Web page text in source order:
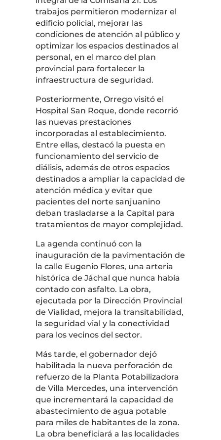
trabajos permitieron modernizar el
edificio policial, mejorar las
condiciones de atención al público y
optimizar los espacios destinados al
personal, en el marco del plan
provincial para fortalecer la
infraestructura de seguridad.
Posteriormente, Orrego visitó el
Hospital San Roque, donde recorrió
las nuevas prestaciones
incorporadas al establecimiento.
Entre ellas, destacó la puesta en
funcionamiento del servicio de
diálisis, además de otros espacios
destinados a ampliar la capacidad de
atención médica y evitar que
pacientes del norte sanjuanino
deban trasladarse a la Capital para
tratamientos de mayor complejidad.
La agenda continuó con la
inauguración de la pavimentación de
la calle Eugenio Flores, una arteria
histórica de Jáchal que nunca había
contado con asfalto. La obra,
ejecutada por la Dirección Provincial
de Vialidad, mejora la transitabilidad,
la seguridad vial y la conectividad
para los vecinos del sector.
Más tarde, el gobernador dejó
habilitada la nueva perforación de
refuerzo de la Planta Potabilizadora
de Villa Mercedes, una intervención
que incrementará la capacidad de
abastecimiento de agua potable
para miles de habitantes de la zona.
La obra beneficiará a las localidades